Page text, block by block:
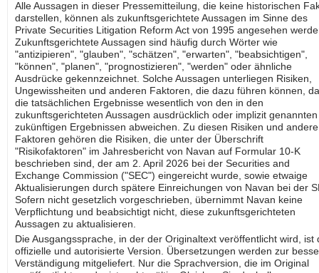
Alle Aussagen in dieser Pressemitteilung, die keine historischen
darstellen, können als zukunftsgerichtete Aussagen im Sinne des
Private Securities Litigation Reform Act von 1995 angesehen
Zukunftsgerichtete Aussagen sind häufig durch Wörter wie
"antizipieren", "glauben", "schätzen", "erwarten", "beabsichtigen",
"können", "planen", "prognostizieren", "werden" oder ähnliche
Ausdrücke gekennzeichnet. Solche Aussagen unterliegen Risiken,
Ungewissheiten und anderen Faktoren, die dazu führen können,
die tatsächlichen Ergebnisse wesentlich von den in den
zukunftsgerichteten Aussagen ausdrücklich oder implizit genannten
zukünftigen Ergebnissen abweichen. Zu diesen Risiken und
Faktoren gehören die Risiken, die unter der Überschrift
"Risikofaktoren" im Jahresbericht von Navan auf Formular 10-K
beschrieben sind, der am 2. April 2026 bei der Securities and
Exchange Commission ("SEC") eingereicht wurde, sowie etwaige
Aktualisierungen durch spätere Einreichungen von Navan bei der
Sofern nicht gesetzlich vorgeschrieben, übernimmt Navan keine
Verpflichtung und beabsichtigt nicht, diese zukunftsgerichteten
Aussagen zu aktualisieren.
Die Ausgangssprache, in der der Originaltext veröffentlicht wird, ist
offizielle und autorisierte Version. Übersetzungen werden zur
Verständigung mitgeliefert. Nur die Sprachversion, die im Original